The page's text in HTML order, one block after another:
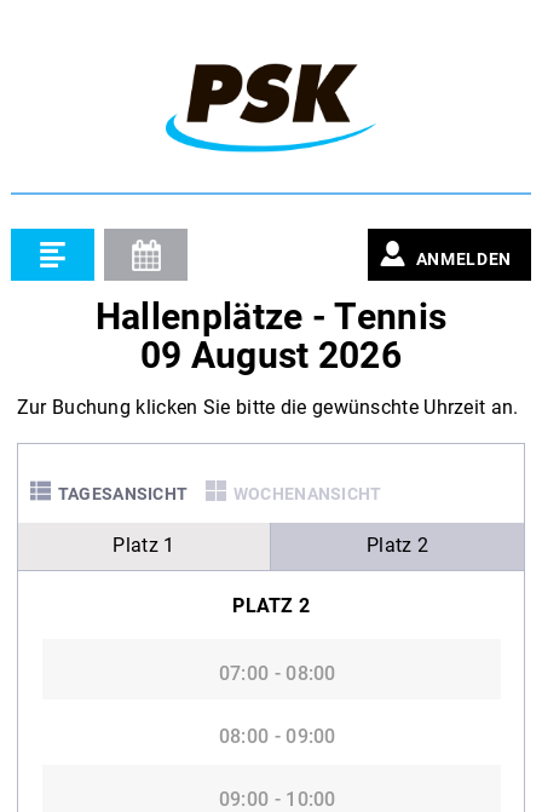
ANMELDEN
Hallenplätze - Tennis
09 August 2026
Zur Buchung klicken Sie bitte die gewünschte Uhrzeit an.
TAGESANSICHT WOCHENANSICHT
Platz 1 Platz 2
PLATZ 2
07:00 - 08:00
08:00 - 09:00
09:00 - 10:00